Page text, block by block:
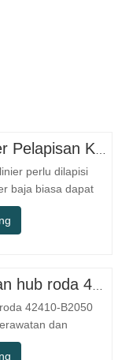
perlu dilapisi
baja biasa dapat
operasional dasar
ruangan
presisi,
bengkel
42410-B2050
dan
otomotif purna